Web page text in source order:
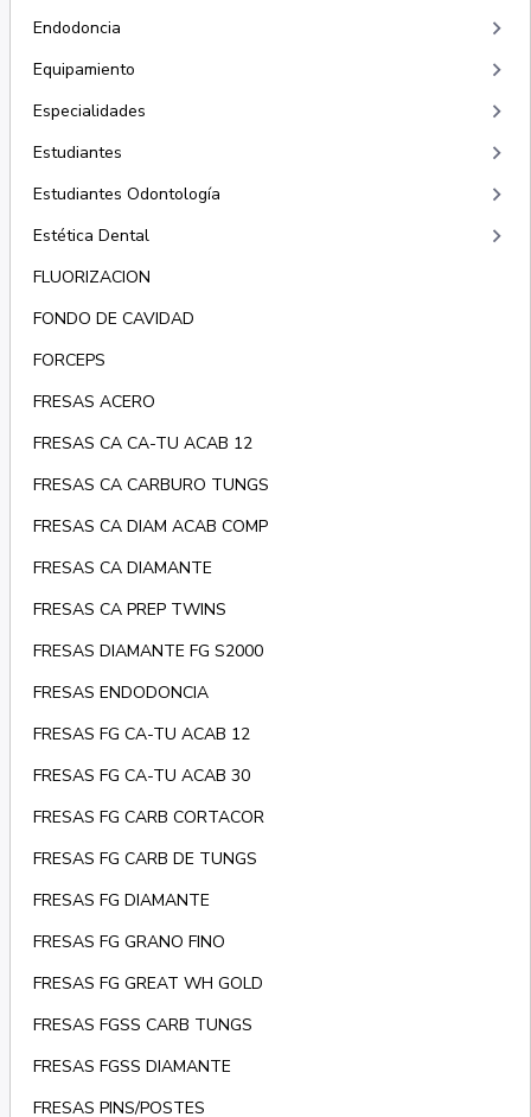
Endodoncia
keyboard_arrow_right
Equipamiento keyboard_arrow_right
Especialidades keyboard_arrow_right
Estudiantes keyboard_arrow_right
Estudiantes Odontología keyboard_arrow_right
Estética Dental keyboard_arrow_right
FLUORIZACION
FONDO DE CAVIDAD
FORCEPS
FRESAS ACERO
FRESAS CA CA-TU ACAB 12
FRESAS CA CARBURO TUNGS
FRESAS CA DIAM ACAB COMP
FRESAS CA DIAMANTE
FRESAS CA PREP TWINS
FRESAS DIAMANTE FG S2000
FRESAS ENDODONCIA
FRESAS FG CA-TU ACAB 12
FRESAS FG CA-TU ACAB 30
FRESAS FG CARB CORTACOR
FRESAS FG CARB DE TUNGS
FRESAS FG DIAMANTE
FRESAS FG GRANO FINO
FRESAS FG GREAT WH GOLD
FRESAS FGSS CARB TUNGS
FRESAS FGSS DIAMANTE
FRESAS PINS/POSTES